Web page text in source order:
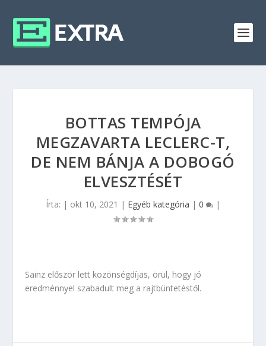
BOTTAS TEMPÓJA
MEGZAVARTA LECLERC-T,
DE NEM BÁNJA A DOBOGÓ
ELVESZTÉSÉT
Írta: | okt 10, 2021 | Egyéb kategória | 0 |
Sainz először lett közönségdíjas, örül, hogy jó
eredménnyel szabadult meg a rajtbüntetéstől.